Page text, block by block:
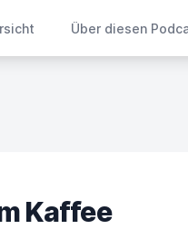
Über diesen
Kaffee